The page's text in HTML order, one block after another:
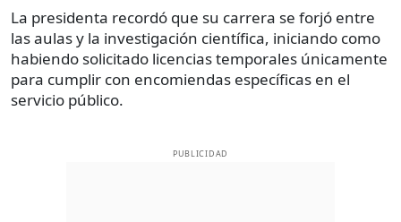
La presidenta recordó que su carrera se forjó entre
las aulas y la investigación científica, iniciando como
habiendo solicitado licencias temporales únicamente
para cumplir con encomiendas específicas en el
servicio público.
PUBLICIDAD